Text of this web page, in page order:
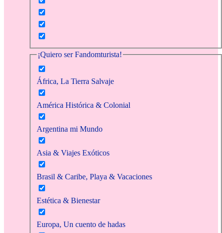
¡Quiero ser Fandomturista!
África, La Tierra Salvaje
América Histórica & Colonial
Argentina mi Mundo
Asia & Viajes Exóticos
Brasil & Caribe, Playa & Vacaciones
Estética & Bienestar
Europa, Un cuento de hadas